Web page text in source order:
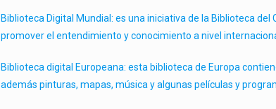
Biblioteca Digital Mundial: es una iniciativa de la Biblioteca
promover el entendimiento y conocimiento a nivel
Biblioteca digital Europeana: esta biblioteca de Europa
además pinturas, mapas, música y algunas películas y